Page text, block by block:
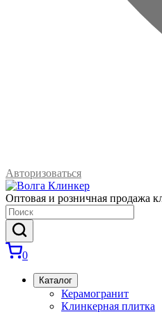
Авторизоваться
Оптовая и розничная продажа
0
Каталог
Керамогранит
Клинкерная плитка